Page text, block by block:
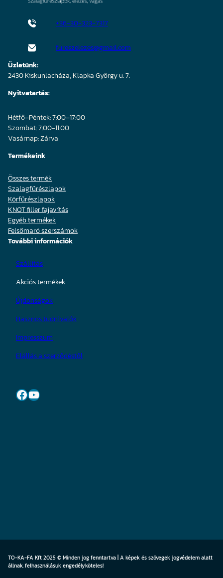
+36-30-323-7317
fureszelezes@gmail.com
Üzletünk:
2430 Kiskunlacháza, Klapka György u. 7.
Nyitvatartás:
Hétfő–Péntek: 7:00–17:00
Szombat: 7:00-11:00
Vasárnap: Zárva
Termékeink
Összes termék
Szalagfűrészlapok
Körfűrészlapok
KNOT filler fajavítás
Egyéb termékek
Felsőmaró szerszámok
További információk
Szállítás
Akciós termékek
Újdonságok
Hasznos tudnivalók
Impresszum
Elállás a szerződéstől
Facebook YouTube
TO-KA-FA Kft 2025 © Minden jog fenntartva | A képek és szövegek jogvédelem alatt
állnak, felhasználásuk engedélyköteles!